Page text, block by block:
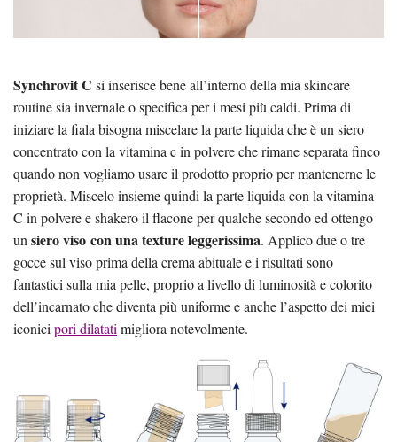
Synchrovit C si inserisce bene all’interno della mia skincare
routine sia invernale o specifica per i mesi più caldi. Prima di
iniziare la fiala bisogna miscelare la parte liquida che è un siero
concentrato con la vitamina c in polvere che rimane separata finco
quando non vogliamo usare il prodotto proprio per mantenerne le
proprietà. Miscelo insieme quindi la parte liquida con la vitamina
C in polvere e shakero il flacone per qualche secondo ed ottengo
un siero viso con una texture leggerissima. Applico due o tre
gocce sul viso prima della crema abituale e i risultati sono
fantastici sulla mia pelle, proprio a livello di luminosità e colorito
dell’incarnato che diventa più uniforme e anche l’aspetto dei miei
iconici pori dilatati migliora notevolmente.